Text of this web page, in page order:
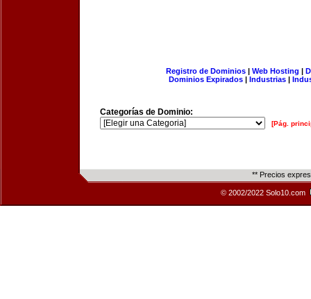
Registro de Dominios| Web Hosting |
Dominios Expirados | Industrias |
Categorías de Dominio:
[Pág.
** Precios
© 2002/2022 Solo10.com